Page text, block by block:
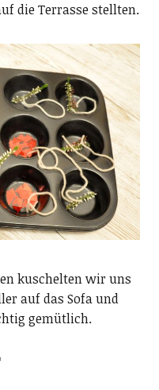
die Terrasse stellten.
kuschelten wir uns
auf das Sofa und
gemütlich.